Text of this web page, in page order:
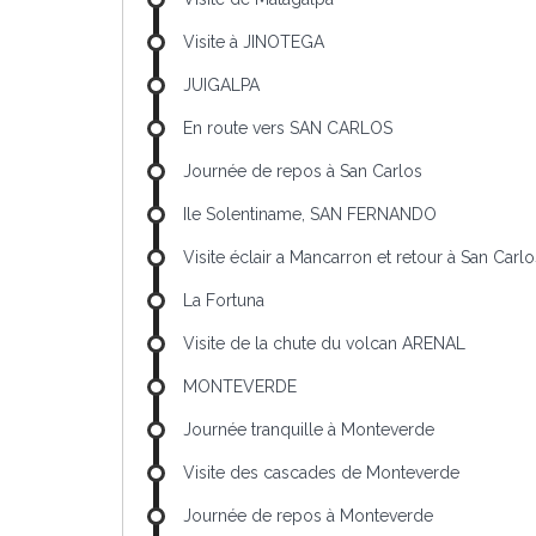
Visite à JINOTEGA
JUIGALPA
En route vers SAN CARLOS
Journée de repos à San Carlos
Ile Solentiname, SAN FERNANDO
Visite éclair a Mancarron et retour à San
La Fortuna
Visite de la chute du volcan ARENAL
MONTEVERDE
Journée tranquille à Monteverde
Visite des cascades de Monteverde
Journée de repos à Monteverde